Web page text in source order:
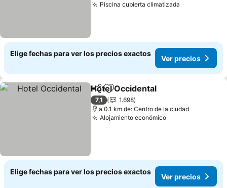
Piscina cubierta climatizada
Elige fechas para ver los precios exactos
Ver precios
CompartirAgregar a favoritos
Hotel Occidental
7,1
1.698
a 0.1 km de: Centro de la ciudad
Alojamiento económicoVer precios
Elige fechas para ver los precios exactos
Ver precios